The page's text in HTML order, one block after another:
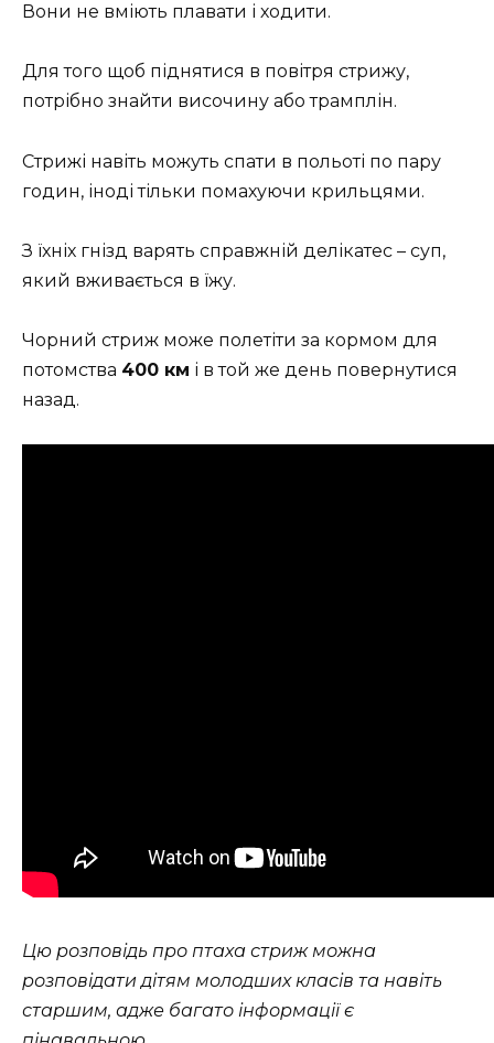
Вони не вміють плавати і ходити.
Для того щоб піднятися в повітря стрижу,
потрібно знайти височину або трамплін.
Стрижі навіть можуть спати в польоті по пару
годин, іноді тільки помахуючи крильцями.
З їхніх гнізд варять справжній делікатес – суп,
який вживається в їжу.
Чорний стриж може полетіти за кормом для
потомства 400 км і в той же день повернутися
назад.
Цю розповідь про птаха стриж можна
розповідати дітям молодших класів та навіть
старшим, адже багато інформації є